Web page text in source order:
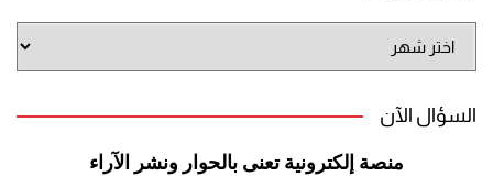
الموقع
السؤال الآن
منصة إلكترونية تعنى بالحوار ونشر
الآراء